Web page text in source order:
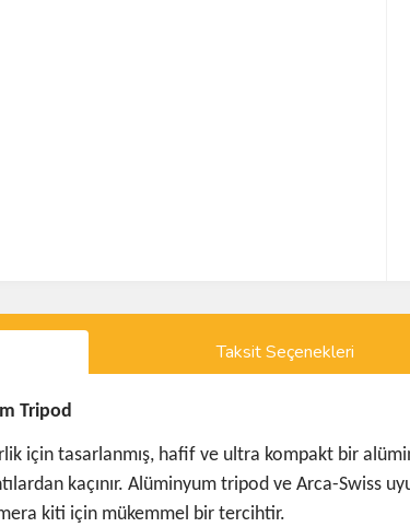
Taksit Seçenekleri
Tripod
için tasarlanmış, hafif ve ultra kompakt bir
kaçınır. Alüminyum tripod ve Arca-Swiss
kiti için mükemmel bir tercihtir.